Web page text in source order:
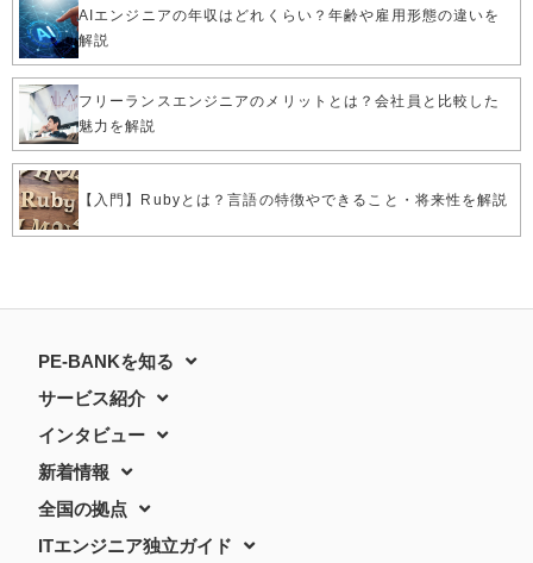
AIエンジニアの年収はどれくらい？年齢や雇用形態の違いを
解説
フリーランスエンジニアのメリットとは？会社員と比較した
魅力を解説
【入門】Rubyとは？言語の特徴やできること・将来性を解説
PE-BANKを知る
サービス紹介
インタビュー
新着情報
全国の拠点
ITエンジニア独立ガイド